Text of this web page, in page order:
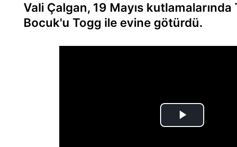
Vali Çalgan, 19 Mayıs
Bocuk'u Togg ile evine götürdü.